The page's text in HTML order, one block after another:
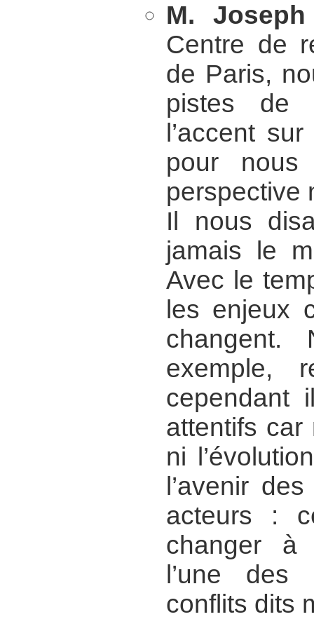
M.
Centre de
de Paris,
pistes de
l’accent
pour
perspective
Il nous
jamais le
Avec le
les enjeux
changent.
exemple,
cependant
attentifs car
ni
l’avenir
acteurs :
changer à
l’une des
conflits dits